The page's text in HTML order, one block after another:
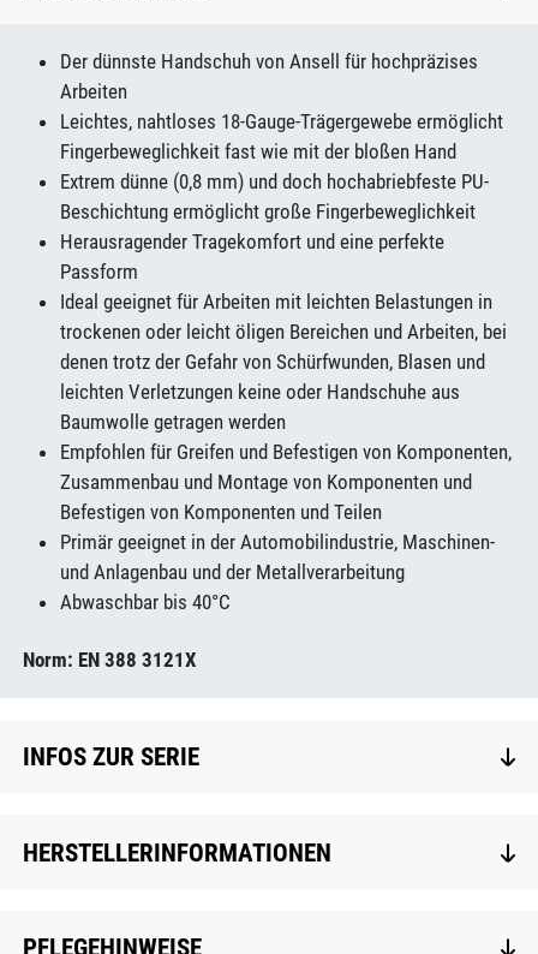
Der dünnste Handschuh von Ansell für hochpräzises
Arbeiten
Leichtes, nahtloses 18-Gauge-Trägergewebe ermöglicht
Fingerbeweglichkeit fast wie mit der bloßen Hand
Extrem dünne (0,8 mm) und doch hochabriebfeste PU-
Beschichtung ermöglicht große Fingerbeweglichkeit
Herausragender Tragekomfort und eine perfekte
Passform
Ideal geeignet für Arbeiten mit leichten Belastungen in
trockenen oder leicht öligen Bereichen und Arbeiten, bei
denen trotz der Gefahr von Schürfwunden, Blasen und
leichten Verletzungen keine oder Handschuhe aus
Baumwolle getragen werden
Empfohlen für Greifen und Befestigen von Komponenten,
Zusammenbau und Montage von Komponenten und
Befestigen von Komponenten und Teilen
Primär geeignet in der Automobilindustrie, Maschinen-
und Anlagenbau und der Metallverarbeitung
Abwaschbar bis 40°C
Norm: EN 388 3121X
INFOS ZUR SERIE
HERSTELLERINFORMATIONEN